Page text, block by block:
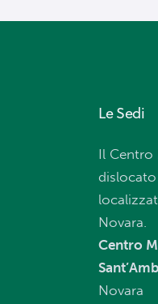
Le Sedi
Il Centro
dislocato
Novara.
Centro
Novara